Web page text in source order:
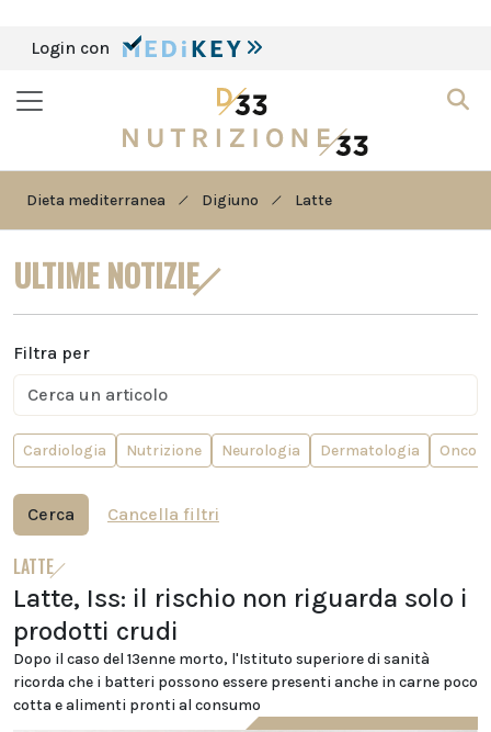
Login con
Dieta mediterranea Digiuno Latte
ULTIME NOTIZIE
Filtra per
Cardiologia Nutrizione Neurologia Dermatologia
Cerca Cancella filtri
LATTE
Latte, Iss: il rischio non riguarda solo i
prodotti crudi
Dopo il caso del 13enne morto, l'Istituto superiore di sanità
ricorda che i batteri possono essere presenti anche in carne poco
cotta e alimenti pronti al consumo